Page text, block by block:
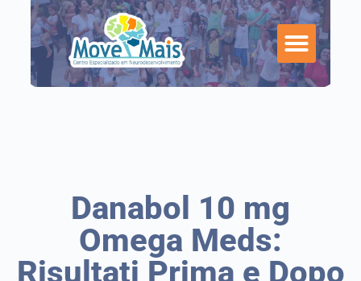
Danabol 10 mg
Omega Meds:
Risultati Prima e Dopo